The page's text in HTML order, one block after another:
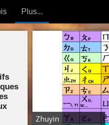
Plus...
Forum (archives)
Zhuyin